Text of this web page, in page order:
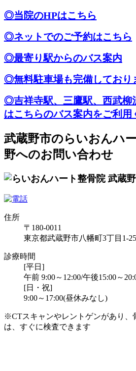
◎当院のHPはこちら
◎ネットでのご予約はこちら
◎最寄り駅からのバス案内
◎無料駐車場も完備しており
◎吉祥寺駅、三鷹駅、西武柳
はこちらのバス案内をご利用
武蔵野市のらいおんハ
野へのお問い合わせ
住所
〒180-0011
東京都武蔵野市八幡町3丁目1-25
診療時間
[平日]
午前 9:00～12:00/午後15:00～
[日・祝]
9:00～17:00(昼休みなし)
※CTスキャンやレントゲンがあり、
は、すぐに検査できます